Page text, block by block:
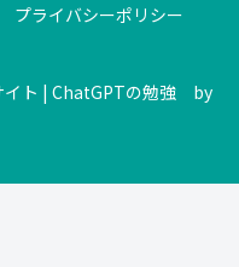
プライバシーポリシー
イト | ChatGPTの勉強 by